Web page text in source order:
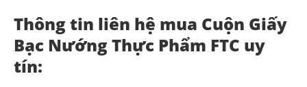
Thông tin liên hệ mua Cuộn Giấy
Bạc Nướng Thực Phẩm FTC uy
tín: